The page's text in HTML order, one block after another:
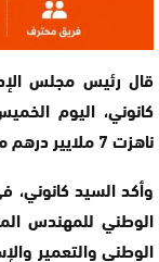
قال رئيس مجلس
كانوني، اليوم
ناهزت 7 ملايير درهم منذ بداية تدخلها في الأقاليم الجنوبية للمملكة.
الوطني للمهندس
الوطني والتعمير